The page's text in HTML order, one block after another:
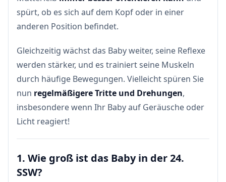
spürt, ob es sich auf dem Kopf oder in einer
anderen Position befindet.
Gleichzeitig wächst das Baby weiter, seine Reflexe
werden stärker, und es trainiert seine Muskeln
durch häufige Bewegungen. Vielleicht spüren Sie
nun regelmäßigere Tritte und Drehungen,
insbesondere wenn Ihr Baby auf Geräusche oder
Licht reagiert!
1. Wie groß ist das Baby in der 24.
SSW?